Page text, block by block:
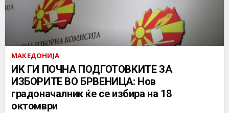
МАКЕДОНИЈА
ИК ГИ ПОЧНА ПОДГОТОВКИТЕ ЗА
ИЗБОРИТЕ ВО БРВЕНИЦА: Нов
градоначалник ќе се избира на 18
октомври